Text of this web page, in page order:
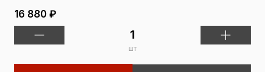
16 880 ₽
шт